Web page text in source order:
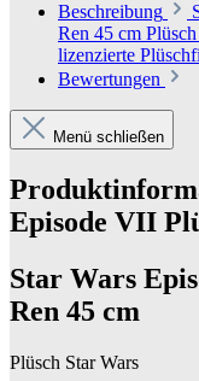
Beschreibung
Ren 45 cm
lizenzierte
Bewertungen
Menü schließen
Episode VII
Star Wars
Ren 45 cm
Plüsch Star Wars